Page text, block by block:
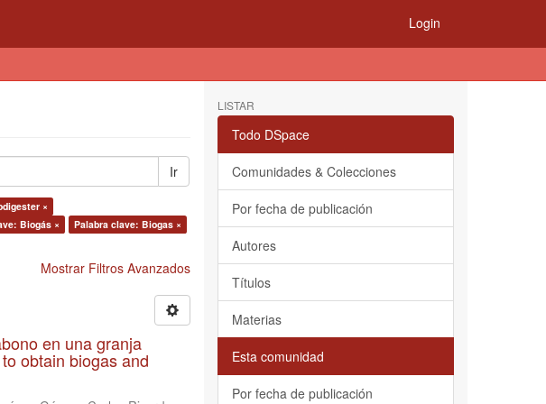
Login
Ir
×
Biogás ×
Palabra clave: Biogas ×
Mostrar Filtros Avanzados
en una granja
obtain biogas and
LISTAR
Todo DSpace
Comunidades & Colecciones
Por fecha de publicación
Autores
Títulos
Materias
Esta comunidad
Por fecha de publicación